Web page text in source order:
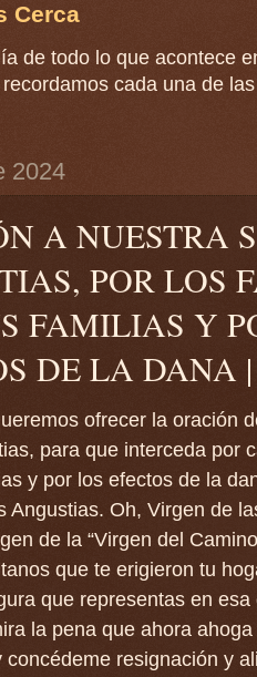
Cerca
de todo lo que acontece
cada una de
2024
A NUESTRA
POR LOS
FAMILIAS Y
DE LA DANA |
ofrecer la oración
para que interceda por
y por los efectos de la
Angustias. Oh, Virgen de
de la “Virgen del
que te erigieron tu
que representas en
la pena que ahora
concédeme resignación y